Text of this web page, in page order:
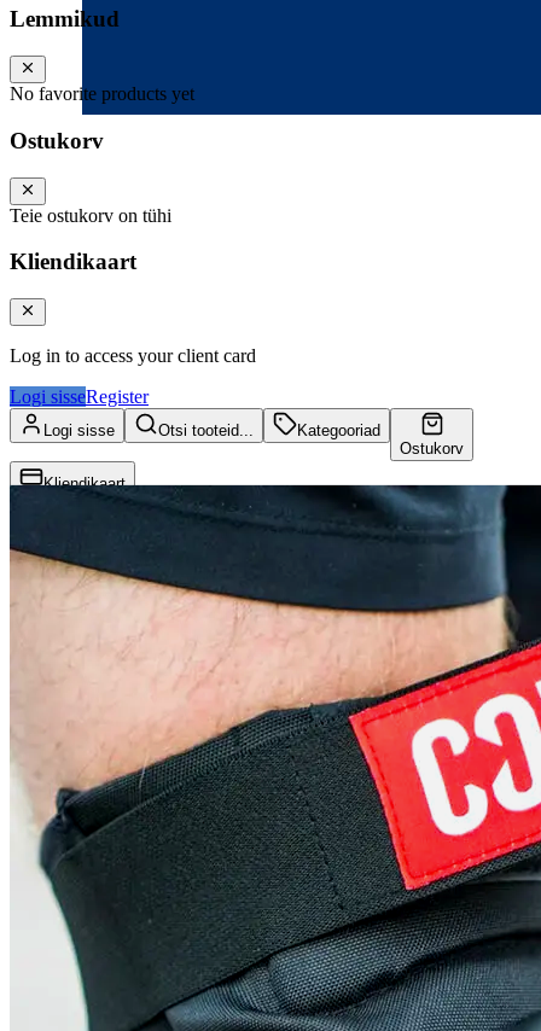
Lemmikud
No favorite products yet
Ostukorv
Teie ostukorv on tühi
Kliendikaart
Log in to access your client card
Logi sisseRegister
Logi sisse Otsi tooteid...
Kategooriad
Ostukorv
Kliendikaart